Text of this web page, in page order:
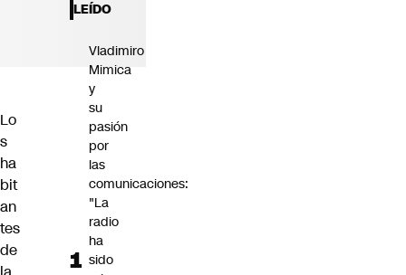
Lo
s
ha
bit
an
tes
de
LEÍDO
Vladimiro
Mimica
y
su
pasión
por
las
comunicaciones:
"La
radio
ha
sido